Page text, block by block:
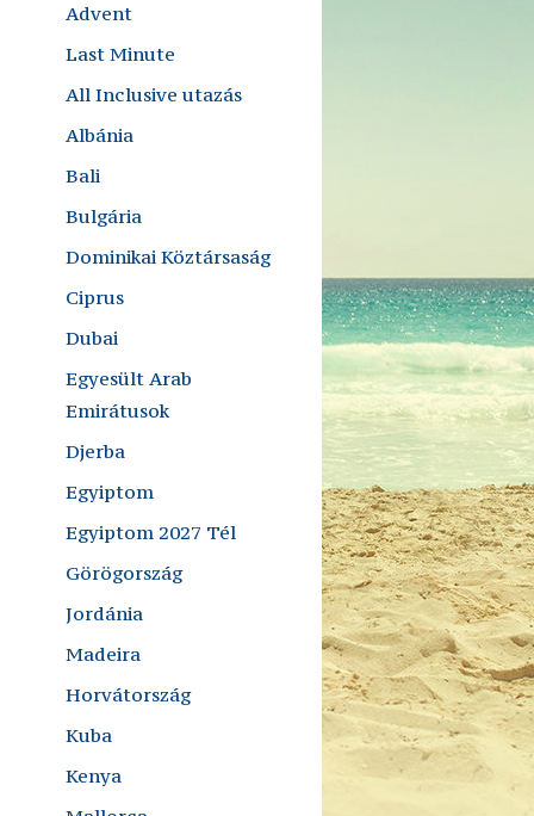
Advent
Last Minute
All Inclusive utazás
Albánia
Bali
Bulgária
Dominikai Köztársaság
Ciprus
Dubai
Egyesült Arab
Emirátusok
Djerba
Egyiptom
Egyiptom 2027 Tél
Görögország
Jordánia
Madeira
Horvátország
Kuba
Kenya